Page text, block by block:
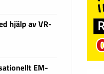
hjälp av VR-
EM-